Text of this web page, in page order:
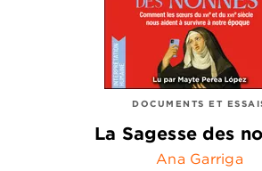
DOCUMENTS ET
La Sagesse des
Ana Garriga